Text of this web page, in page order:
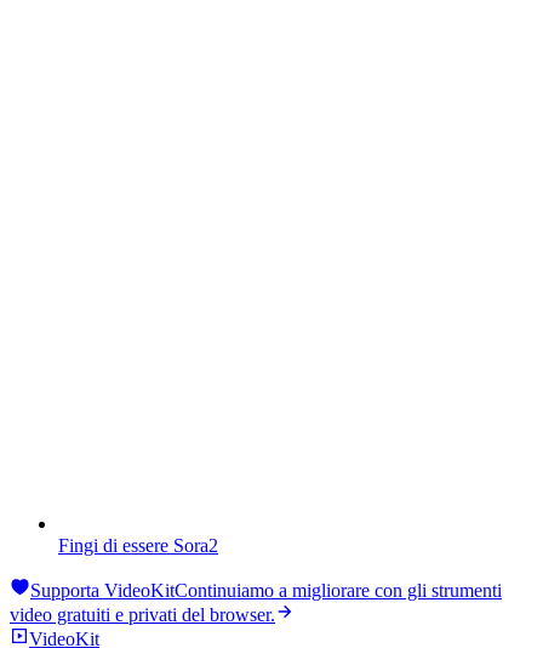
Fingi di essere Sora2
Supporta VideoKitContinuiamo a migliorare con gli strumenti
video gratuiti e privati ​​del browser.
VideoKit